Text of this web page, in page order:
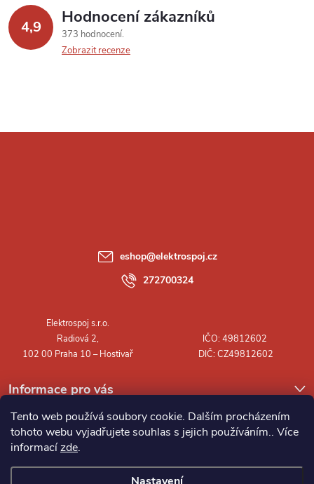
Tento web používá soubory cookie. Dalším procházením
tohoto webu vyjadřujete souhlas s jejich používáním.. Více
informacízde.
4,9 Hodnocení zákazníků
373 hodnocení
Zobrazit recenze
Informace pro vás
eshop@elektrospoj.cz
272700324